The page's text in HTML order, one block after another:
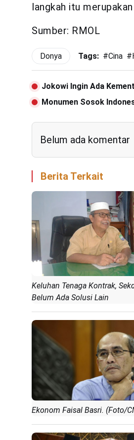
langkah itu
Sumber: RMOL
Donya Tags: #Cina #
Jokowi Ingin Ada
Monumen Sosok
Belum ada komentar
Berita Terkait
Keluhan Tenaga Kontrak,
Belum Ada Solusi Lain
Ekonom Faisal Basri. (Foto/